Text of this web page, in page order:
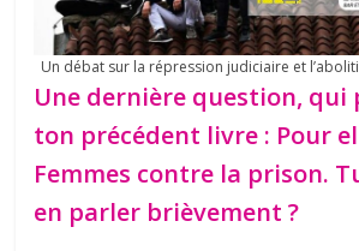
Un débat sur la répression judiciaire et
Une dernière question, qui
ton précédent livre : Pour
Femmes contre la prison.
en parler brièvement ?